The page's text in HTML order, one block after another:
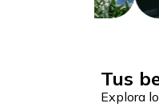
Tus
Explora